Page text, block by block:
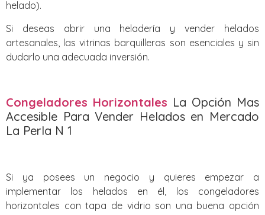
helado).
Si deseas abrir una heladería y vender helados
artesanales, las vitrinas barquilleras son esenciales y sin
dudarlo una adecuada inversión.
Congeladores Horizontales La Opción Mas
Accesible Para Vender Helados en Mercado
La Perla N 1
Si ya posees un negocio y quieres empezar a
implementar los helados en él, los congeladores
horizontales con tapa de vidrio son una buena opción